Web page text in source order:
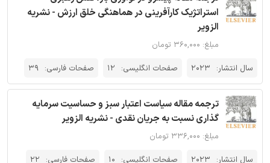
استراتژیک کارآفرینی در هماهنگی خلق ارزش - نشریه
الزویر
مبلغ: ۳۶۰,۰۰۰ تومان
سال انتشار: 2023 صفحات انگلیسی: 12 صفحات فارسی: 39
ترجمه مقاله سیاست اعتبار سبز و حساسیت سرمایه
گذاری نسبت به جریان نقدی - نشریه الزویر
مبلغ: ۳۳۶,۰۰۰ تومان
سال انتشار: 2023 صفحات انگلیسی: 10 صفحات فارسی: 22